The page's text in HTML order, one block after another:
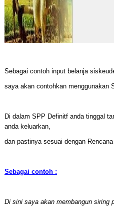
Sebagai contoh input belanja
saya akan contohkan menggunakan
Di dalam SPP Definitf anda tinggal
anda keluarkan,
dan pastinya sesuai dengan
Sebagai contoh :
Di sini saya akan membangun siring